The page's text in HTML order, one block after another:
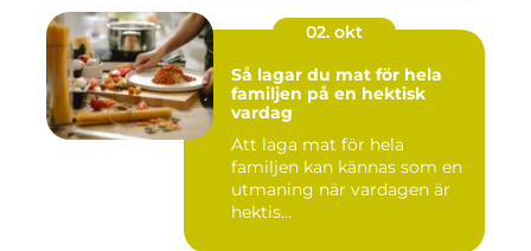
02. okt
Så lagar du mat för hela
familjen på en hektisk
vardag
Att laga mat för hela
familjen kan kännas som en
utmaning när vardagen är
hektis...